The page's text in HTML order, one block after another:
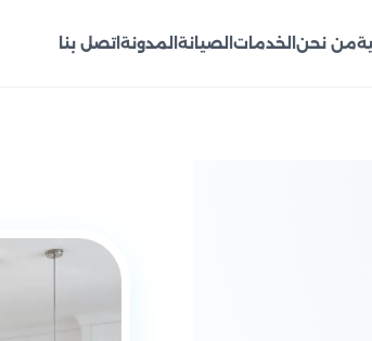
من نحن الخدمات الصيانة المدونةاتصل بنا